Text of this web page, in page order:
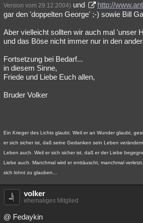
Version vom 29.12.2004) und http://
gar den 'doppelten George' ;-) sowie Bill
Aber vielleicht sollten wir auch mal 'unser
und das Böse nicht immer nur in den
Fortsetzung bei Bedarf...
in diesem Sinne,
Friede und Liebe Euch allen,
Bruder Volker
Ein Krieger des Lichts glaubt. Weil er an Wunder glaubt,
er sich sicher ist, daß seine Gedanken sein Leben
Leben auch. Weil er sich sicher ist, daß er der Liebe
Liebe auch. Manchmal wird er enttäuscht, manchmal
sich lohnt zu glauben...
volker
ehemaliges Mitglied
@ Fedaykin